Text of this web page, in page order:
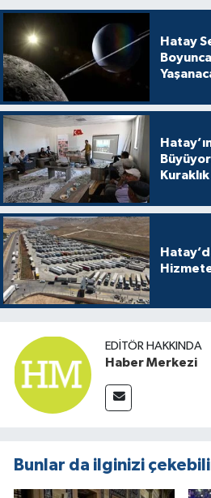
Hatay
EDITÖR HAKKINDA
Haber Merkezi
Bunlar da ilginizi